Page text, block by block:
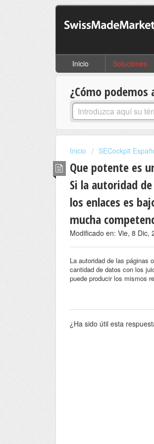
Inicio Soluciones
¿Cómo podemos
Inicio SECockpit
Que potente es
Si la autoridad
los enlaces es
mucha
Modificado en: Vie, 8 Dic,
La autoridad de las páginas
cantidad de datos con los
puede producir los mismos
¿Ha sido útil esta